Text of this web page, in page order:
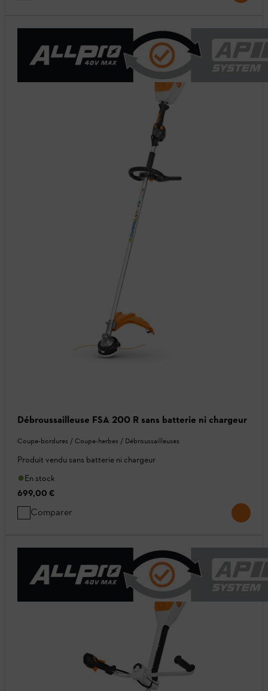
Débroussailleuse FSA 200 R sans batterie ni chargeur
Coupe-bordures / Coupe-herbes / Débroussailleuses
Produit vendu sans batterie ni chargeur
En stock
699,00 €
Comparer